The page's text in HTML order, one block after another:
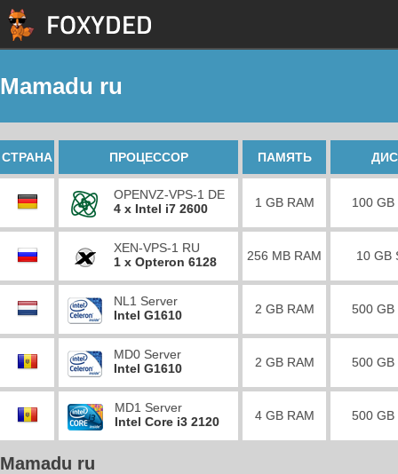
Mamadu ru
СТРАНА ПРОЦЕССОР ПАМЯТЬ
OPENVZ-VPS-1 DE
4 x Intel i7 2600
1 GB RAM 100 GB
XEN-VPS-1 RU
1 x Opteron 6128
256 MB RAM 10 GB
NL1 Server
Intel G1610
2 GB RAM 500 GB
MD0 Server
Intel G1610
2 GB RAM 500 GB
MD1 Server
Intel Core i3 2120
4 GB RAM 500 GB
Mamadu ru